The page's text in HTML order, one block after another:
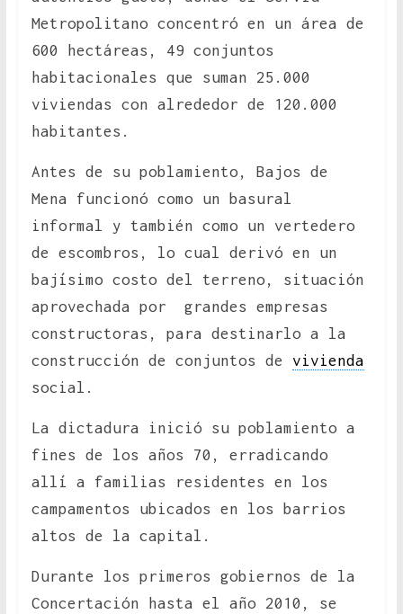
Metropolitano concentró en un área de
600 hectáreas, 49 conjuntos
habitacionales que suman 25.000
viviendas con alrededor de 120.000
habitantes.
Antes de su poblamiento, Bajos de
Mena funcionó como un basural
informal y también como un vertedero
de escombros, lo cual derivó en un
bajísimo costo del terreno, situación
aprovechada por grandes empresas
constructoras, para destinarlo a la
construcción de conjuntos de vivienda
social.
La dictadura inició su poblamiento a
fines de los años 70, erradicando
allí a familias residentes en los
campamentos ubicados en los barrios
altos de la capital.
Durante los primeros gobiernos de la
Concertación hasta el año 2010, se